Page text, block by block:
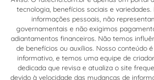
tecnologia, benefícios sociais e
informações pessoais, não
governamentais e não exigimos
adiantamentos financeiros. Não temos
de benefícios ou auxílios. Nosso conteúdo
informativo, e temos uma equipe de
dedicada que revisa e atualiza o site
devido à velocidade das mudanças de